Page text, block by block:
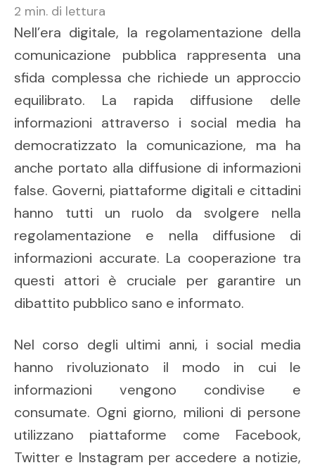
2 min. di lettura
Nell’era digitale, la regolamentazione della
comunicazione pubblica rappresenta una
sfida complessa che richiede un approccio
equilibrato. La rapida diffusione delle
informazioni attraverso i social media ha
democratizzato la comunicazione, ma ha
anche portato alla diffusione di informazioni
false. Governi, piattaforme digitali e cittadini
hanno tutti un ruolo da svolgere nella
regolamentazione e nella diffusione di
informazioni accurate. La cooperazione tra
questi attori è cruciale per garantire un
dibattito pubblico sano e informato.
Nel corso degli ultimi anni, i social media
hanno rivoluzionato il modo in cui le
informazioni vengono condivise e
consumate. Ogni giorno, milioni di persone
utilizzano piattaforme come Facebook,
Twitter e Instagram per accedere a notizie,